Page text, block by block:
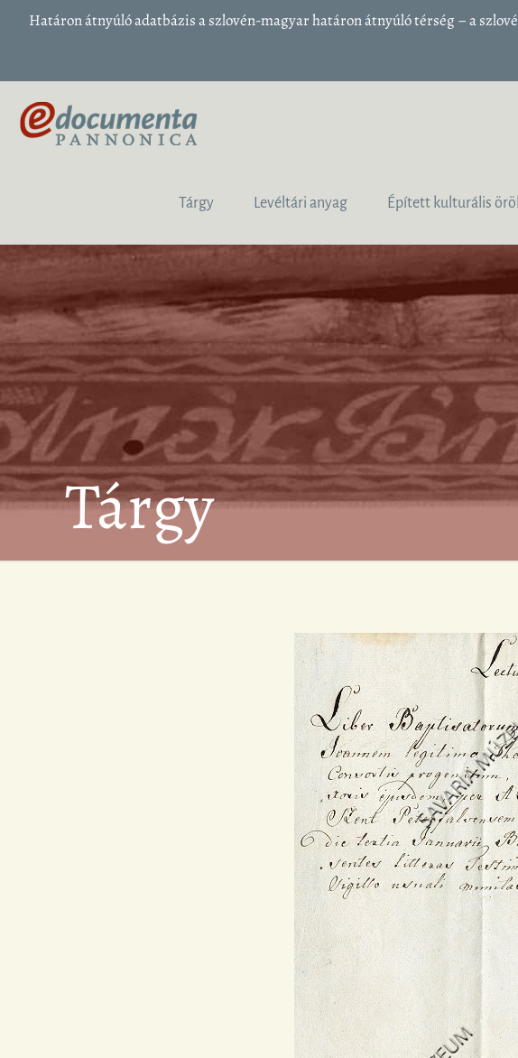
Határon átnyúló adatbázis a szlovén-magyar határon átnyúló térség – a
Tárgy Levéltári anyag Épített kulturális
Tárgy